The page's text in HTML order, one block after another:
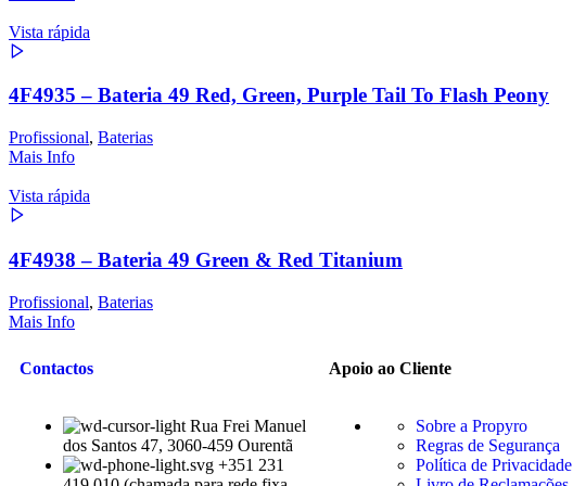
Vista rápida
4F4935 – Bateria 49 Red, Green, Purple Tail To Flash Peony
Profissional, Baterias
Mais Info
Vista rápida
4F4938 – Bateria 49 Green & Red Titanium
Profissional, Baterias
Mais Info
Contactos
Rua Frei Manuel
dos Santos 47, 3060-459 Ourentã​
+351 231
Apoio ao Cliente
Sobre a Propyro
Regras de Segurança
Política de Privacidade